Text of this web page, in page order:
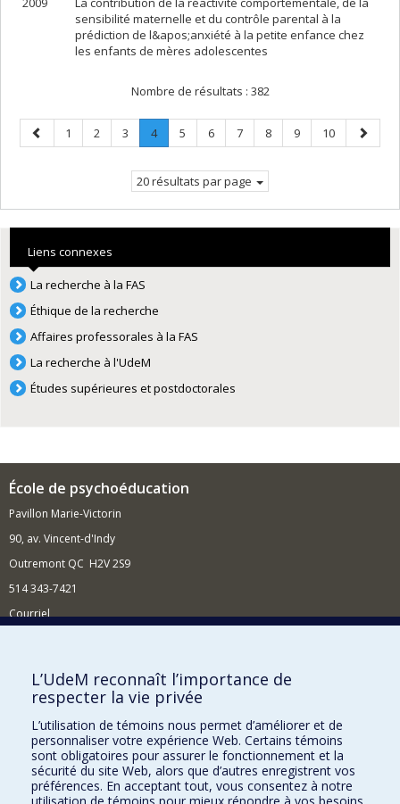
sensibilité maternelle et du contrôle parental à la
prédiction de l&apos;anxiété à la petite enfance chez
les enfants de mères adolescentes
Nombre de résultats : 382
Page
précédente
Page
1 Page
2 Page
3 Page
4.
Page
Page
5 Page
6 Page
7 Page
8 Page
9 Page
10
Page
20 résultats par page
Liens connexes
La recherche à la FAS
Éthique de la recherche
Affaires professorales à la FAS
La recherche à l'UdeM
Études supérieures et postdoctorales
École de psychoéducation
Pavillon Marie-Victorin
90, av. Vincent-d'Indy
Outremont QC H2V 2S9
514 343-7421
Courriel
Comment soutenir l'École?
BESOIN D'AIDE?
Plan du site
Signaler une erreur
Accessibilité
L’UdeM reconnaît l’importance de
respecter la vie privée
L’utilisation de témoins nous permet d’améliorer et de
personnaliser votre expérience Web. Certains témoins
sont obligatoires pour assurer le fonctionnement et la
sécurité du site Web, alors que d’autres enregistrent vos
préférences. En acceptant tout, vous consentez à notre
utilisation de témoins pour mieux répondre à vos besoins.